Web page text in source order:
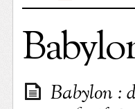
Babylon :